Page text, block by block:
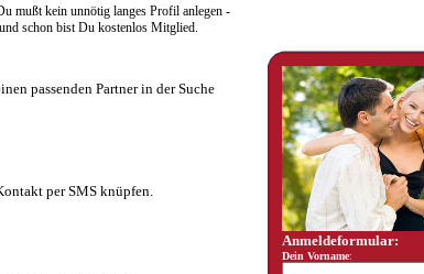
mußt kein unnötig langes Profil anlegen -
schon bist Du kostenlos Mitglied.
passenden Partner in der Suche
per SMS knüpfen.
Anmeldeformular:
Dein Vorname: